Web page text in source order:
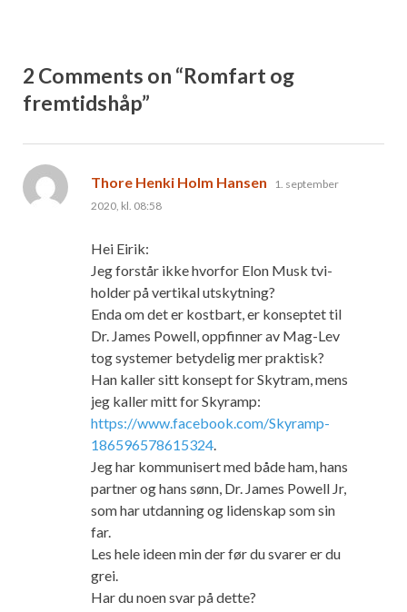
2 Comments on “Romfart og
fremtidshåp”
Thore Henki Holm Hansen sier:
1. september
2020, kl. 08:58
Hei Eirik:
Jeg forstår ikke hvorfor Elon Musk tvi-
holder på vertikal utskytning?
Enda om det er kostbart, er konseptet til
Dr. James Powell, oppfinner av Mag-Lev
tog systemer betydelig mer praktisk?
Han kaller sitt konsept for Skytram, mens
jeg kaller mitt for Skyramp:
https://www.facebook.com/Skyramp-
186596578615324.
Jeg har kommunisert med både ham, hans
partner og hans sønn, Dr. James Powell Jr,
som har utdanning og lidenskap som sin
far.
Les hele ideen min der før du svarer er du
grei.
Har du noen svar på dette?